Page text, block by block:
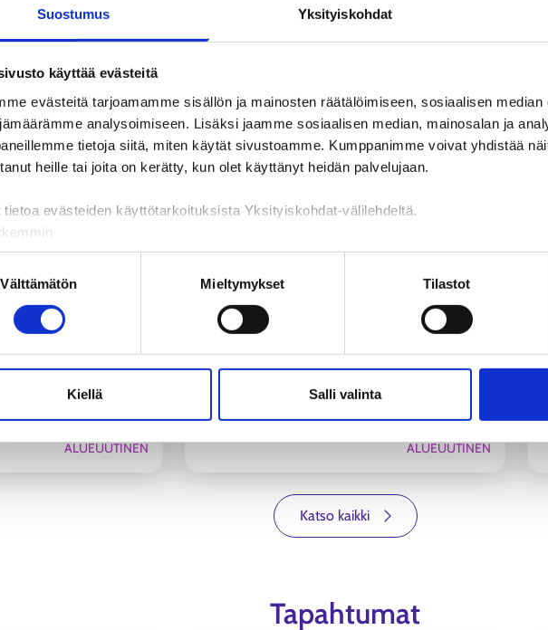
Suostumus Yksityiskohdat
käyttää evästeitä
evästeitä tarjoamamme sisällön ja mainosten räätälöimiseen, sosiaalisen
analysoimiseen. Lisäksi jaamme sosiaalisen median, mainosalan ja
tietoja siitä, miten käytät sivustoamme. Kumppanimme voivat yhdistää
heille tai joita on kerätty, kun olet käyttänyt heidän palvelujaan.
tietoa evästeiden käyttötarkoituksista Yksityiskohdat-välilehdeltä.
ja henkilötietojen käsittely
Välttämätön Mieltymykset Tilastot
Kiellä Salli valinta
Ajankohtaista
työnhakua
ALUEUUTINEN
Starttiraha tukee yrittäjyyden alkua
ALUEUUTINEN
Katso kaikki
Tapahtumat